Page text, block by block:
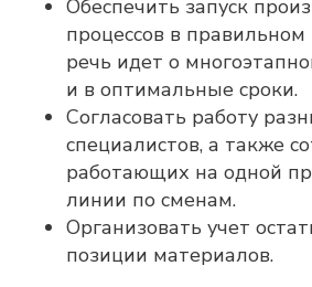
Обеспечить запуск
процессов в правильном
речь идет о
и в оптимальные сроки.
Согласовать работу
специалистов, а также
работающих на одной
линии по сменам.
Организовать учет
позиции материалов.